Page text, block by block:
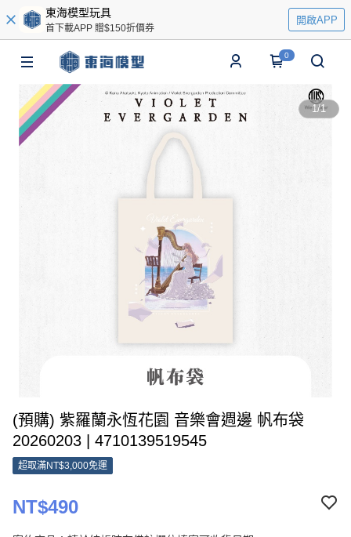
東海模型玩具
首下載APP 贈$150折價券
開啟APP
0
1/1
(預購) 紫羅蘭永恆花園 音樂會週邊 帆布袋
20260203 | 4710139519545
超取滿NT$3,000免運
NT$490